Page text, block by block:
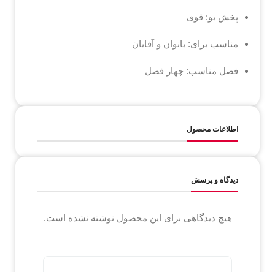
پخش بو: قوی
مناسب برای: بانوان و آقایان
فصل مناسب: چهار فصل
اطلاعات محصول
دیدگاه و پرسش
هیچ دیدگاهی برای این محصول نوشته نشده است.